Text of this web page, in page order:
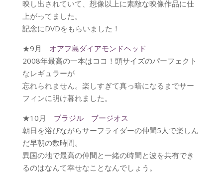
映し出されていて、想像以上に素敵な映像作品に仕
上がってました。
記念にDVDをもらいました！
★9月 オアフ島ダイアモンドヘッド
2008年最高の一本はココ！頭サイズのパーフェクト
なレギュラーが
忘れられません。楽しすぎて真っ暗になるまでサー
フィンに明け暮れました。
★10月 ブラジル ブージオス
朝日を浴びながらサーフライダーの仲間5人で楽しん
だ早朝の数時間。
異国の地で最高の仲間と一緒の時間と波を共有でき
るのはなんて幸せなことなんでしょう。